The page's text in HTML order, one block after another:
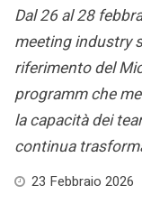
Dal 26 al 28
meeting industry
riferimento del
programm che
la capacità dei
continua
23 Febbraio 2026